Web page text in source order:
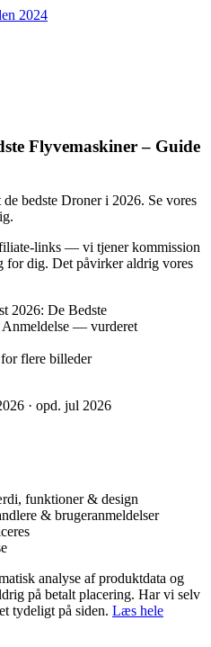
2024
Flyvemaskiner – Guide
bedste Droner i 2026. Se vores
links — vi tjener kommission
for dig. Det påvirker aldrig vores
flere billeder
· opd. jul 2026
funktioner & design
& brugeranmeldelser
analyse af produktdata og
på betalt placering. Har vi selv
tydeligt på siden. Læs hele